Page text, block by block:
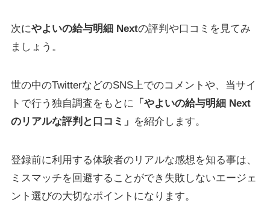
次にやよいの給与明細 Nextの評判や口コミを見てみ
ましょう。
世の中のTwitterなどのSNS上でのコメントや、当サイ
トで行う独自調査をもとに 「 やよいの給与明細 Next
のリアルな評判と口コミ」 を紹介します。
登録前に利用する体験者のリアルな感想を知る事は、
ミスマッチを回避することができ失敗しないエージェ
ント選びの大切なポイントになります。